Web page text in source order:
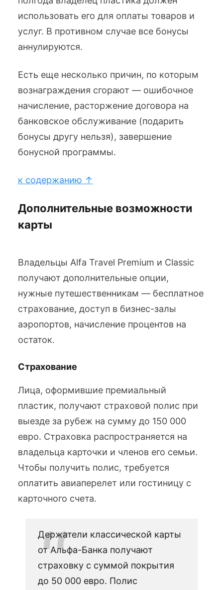
использовать его для оплаты товаров и
услуг. В противном случае все бонусы
аннулируются.
Есть еще несколько причин, по которым
вознаграждения сгорают — ошибочное
начисление, расторжение договора на
банковское обслуживание (подарить
бонусы другу нельзя), завершение
бонусной программы.
к содержанию ↑
Дополнительные возможности
карты
Владельцы Alfa Travel Premium и Classic
получают дополнительные опции,
нужные путешественникам — бесплатное
страхование, доступ в бизнес-залы
аэропортов, начисление процентов на
остаток.
Страхование
Лица, оформившие премиальный
пластик, получают страховой полис при
выезде за рубеж на сумму до 150 000
евро. Страховка распространяется на
владельца карточки и членов его семьи.
Чтобы получить полис, требуется
оплатить авиаперелет или гостиницу с
карточного счета.
Держатели классической карты
от Альфа-Банка получают
страховку с суммой покрытия
до 50 000 евро. Полис